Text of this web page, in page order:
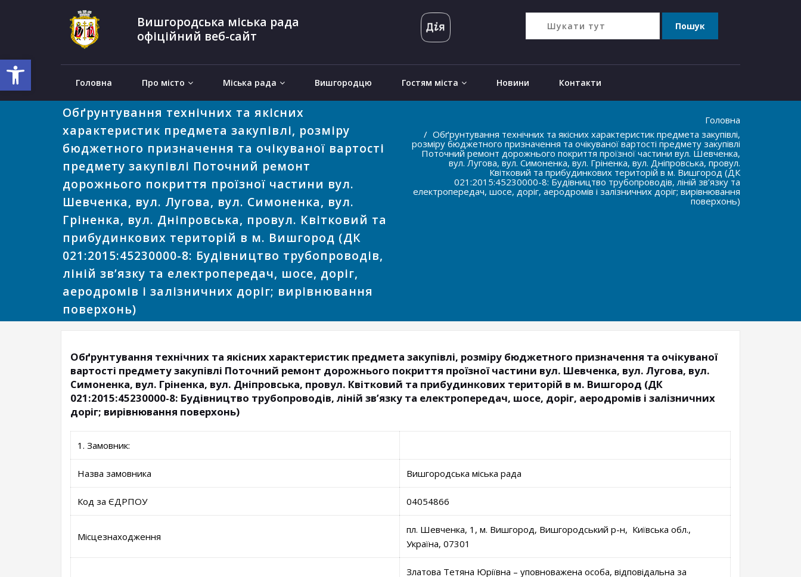
Відкрити Панель інструментів
Вишгородська міська рада
офіційний веб-сайт
Головна Про місто Міська рада Вишгородцю Гостям міста Новини Контакти
Обґрунтування технічних та якісних
характеристик предмета закупівлі, розміру
бюджетного призначення та очікуваної вартості
предмету закупівлі Поточний ремонт
дорожнього покриття проїзної частини вул.
Шевченка, вул. Лугова, вул. Симоненка, вул.
Гріненка, вул. Дніпровська, провул. Квітковий та
прибудинкових територій в м. Вишгород (ДК
021:2015:45230000-8: Будівництво трубопроводів,
ліній зв’язку та електропередач, шосе, доріг,
аеродромів і залізничних доріг; вирівнювання
поверхонь)
Головна
Обґрунтування технічних та якісних характеристик предмета закупівлі,
розміру бюджетного призначення та очікуваної вартості предмету закупівлі
Поточний ремонт дорожнього покриття проїзної частини вул. Шевченка,
вул. Лугова, вул. Симоненка, вул. Гріненка, вул. Дніпровська, провул.
Квітковий та прибудинкових територій в м. Вишгород (ДК
021:2015:45230000-8: Будівництво трубопроводів, ліній зв’язку та
електропередач, шосе, доріг, аеродромів і залізничних доріг; вирівнювання
поверхонь)
Обґрунтування технічних та якісних характеристик предмета закупівлі, розміру бюджетного призначення та очікуваної
вартості предмету закупівлі Поточний ремонт дорожнього покриття проїзної частини вул. Шевченка, вул. Лугова, вул.
Симоненка, вул. Гріненка, вул. Дніпровська, провул. Квітковий та прибудинкових територій в м. Вишгород (ДК
021:2015:45230000-8: Будівництво трубопроводів, ліній зв’язку та електропередач, шосе, доріг, аеродромів і залізничних
доріг; вирівнювання поверхонь)
1. Замовник:
Назва замовника Вишгородська міська рада
Код за ЄДРПОУ 04054866
Місцезнаходження
пл. Шевченка, 1, м. Вишгород, Вишгородський р-н, Київська обл.,
Україна, 07301
Златова Тетяна Юріївна – уповноважена особа, відповідальна за